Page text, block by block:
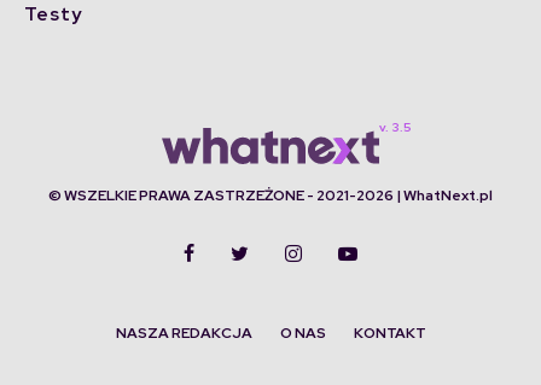
Testy
© WSZELKIE PRAWA ZASTRZEŻONE - 2021-2026 | WhatNext.pl
NASZA REDAKCJA O NAS KONTAKT